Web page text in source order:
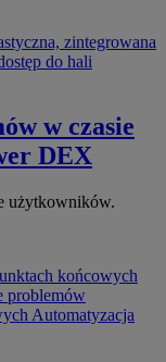
zintegrowana
do hali
w czasie
DEX
użytkowników.
końcowych
problemów
Automatyzacja